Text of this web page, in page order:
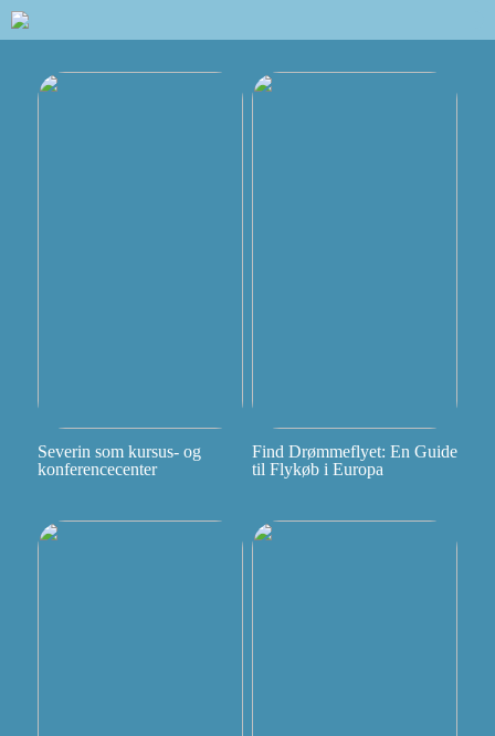
Severin som kursus- og
konferencecenter
Find Drømmeflyet: En Guide
til Flykøb i Europa